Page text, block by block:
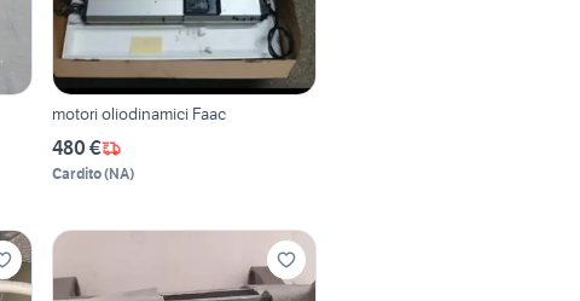
motori oliodinamici Faac
480 €
Cardito(NA)